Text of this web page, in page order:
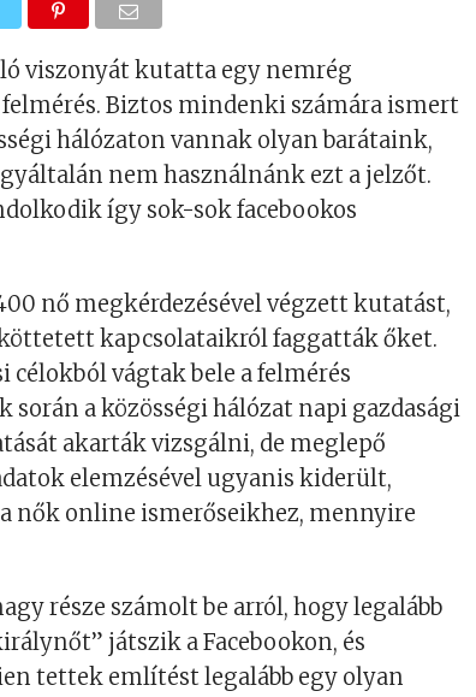
viszonyát kutatta egy nemrég
Biztos mindenki számára ismert
hálózaton vannak olyan barátaink,
nem használnánk ezt a jelzőt.
így sok-sok facebookos
nő megkérdezésével végzett kutatást,
kapcsolataikról faggatták őket.
célokból vágtak bele a felmérés
során a közösségi hálózat napi gazdasági
akarták vizsgálni, de meglepő
elemzésével ugyanis kiderült,
nők online ismerőseikhez, mennyire
része számolt be arról, hogy legalább
játszik a Facebookon, és
tettek említést legalább egy olyan